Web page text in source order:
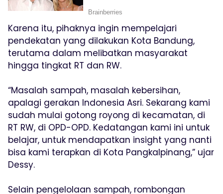
Karena itu, pihaknya ingin mempelajari
pendekatan yang dilakukan Kota Bandung,
terutama dalam melibatkan masyarakat
hingga tingkat RT dan RW.
“Masalah sampah, masalah kebersihan,
apalagi gerakan Indonesia Asri. Sekarang kami
sudah mulai gotong royong di kecamatan, di
RT RW, di OPD-OPD. Kedatangan kami ini untuk
belajar, untuk mendapatkan insight yang nanti
bisa kami terapkan di Kota Pangkalpinang,” ujar
Dessy.
Selain pengelolaan sampah, rombongan